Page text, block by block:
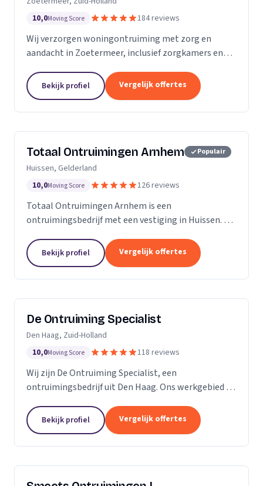
10,0Moving Score 184 reviews
Wij verzorgen woningontruiming met zorg en
aandacht in Zoetermeer, inclusief zorgkamers en
Bekijk profiel Vergelijk offertes
Totaal Ontruimingen Arnhem Populair
Huissen, Gelderland
10,0Moving Score 126 reviews
Totaal Ontruimingen Arnhem is een
ontruimingsbedrijf met een vestiging in Huissen. Wij
Bekijk profiel Vergelijk offertes
De Ontruiming Specialist
Den Haag, Zuid-Holland
10,0Moving Score 118 reviews
Wij zijn De Ontruiming Specialist, een
ontruimingsbedrijf uit Den Haag. Ons werkgebied is
Bekijk profiel Vergelijk offertes